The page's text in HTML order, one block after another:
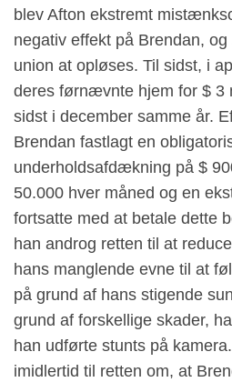
blev Afton ekstremt
negativ effekt på Brendan,
union at opløses. Til sidst, i
deres førnævnte hjem for $ 3
sidst i december samme år.
Brendan fastlagt en
underholdsafdækning på $
50.000 hver måned og en
fortsatte med at betale dette
han androg retten til at
hans manglende evne til at
på grund af hans stigende
grund af forskellige skader,
han udførte stunts på
imidlertid til retten om, at